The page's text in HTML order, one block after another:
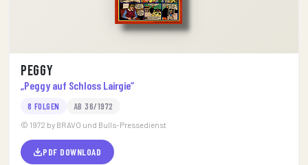
Peggy
„Peggy auf Schloss Lairgie“
8 FOLGEN
AB 36/1972
© 1972 by BRAVO und Bulls-Pressedienst
PDF DOWNLOAD